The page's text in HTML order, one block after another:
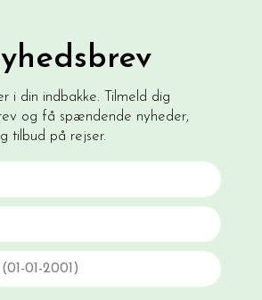
i din indbakke. Tilmeld dig
og få spændende nyheder,
tilbud på rejser.